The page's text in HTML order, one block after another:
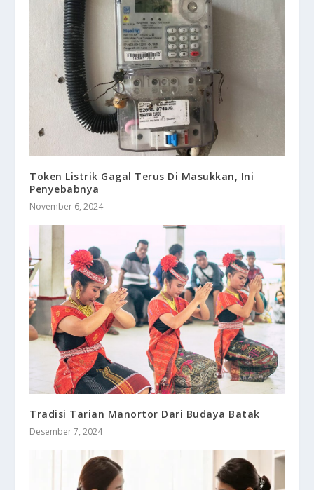
Token Listrik Gagal Terus Di Masukkan, Ini
Penyebabnya
November 6, 2024
Tradisi Tarian Manortor Dari Budaya Batak
Desember 7, 2024